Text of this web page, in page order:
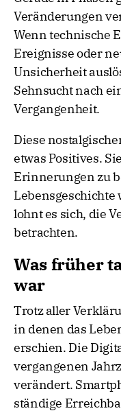
Veränderungen
Wenn technische
Ereignisse oder
Unsicherheit
Sehnsucht nach
Vergangenheit.
Diese
etwas Positives.
Erinnerungen zu
Lebensgeschichte
lohnt es sich, die
betrachten.
Was früher
war
Trotz aller
in denen das
erschien. Die
vergangenen
verändert.
ständige